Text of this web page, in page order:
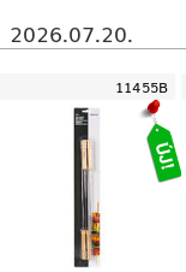
2026.07.20.
11455B